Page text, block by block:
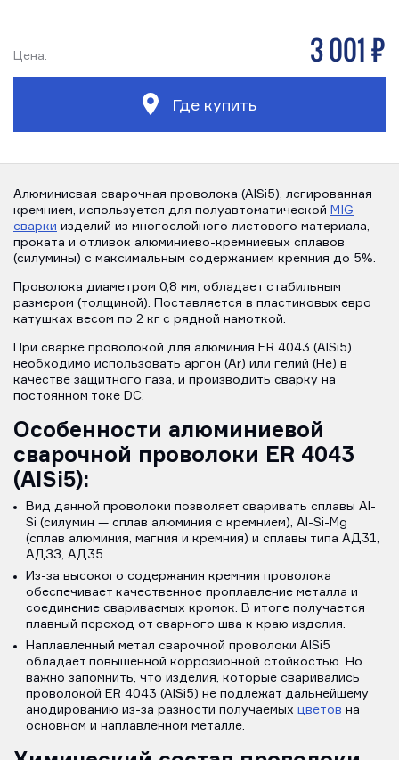
Цена: 3 001 р
Где купить
Алюминиевая сварочная проволока (AlSi5), легированная
кремнием, используется для полуавтоматической MIG
сварки изделий из многослойного листового материала,
проката и отливок алюминиево-кремниевых сплавов
(силумины) с максимальным содержанием кремния до 5%.
Проволока диаметром 0,8 мм, обладает стабильным
размером (толщиной). Поставляется в пластиковых евро
катушках весом по 2 кг с рядной намоткой.
При сварке проволокой для алюминия ER 4043 (AlSi5)
необходимо использовать аргон (Ar) или гелий (He) в
качестве защитного газа, и производить сварку на
постоянном токе DC.
Особенности алюминиевой
сварочной проволоки ER 4043
(AlSi5):
Вид данной проволоки позволяет сваривать сплавы Аl-
Si (силумин — сплав алюминия с кремнием), Аl-Si-Mg
(сплав алюминия, магния и кремния) и сплавы типа АД31,
АДЗЗ, АД35.
Из-за высокого содержания кремния проволока
обеспечивает качественное проплавление металла и
соединение свариваемых кромок. В итоге получается
плавный переход от сварного шва к краю изделия.
Наплавленный метал сварочной проволоки AlSi5
обладает повышенной коррозионной стойкостью. Но
важно запомнить, что изделия, которые сваривались
проволокой ER 4043 (AlSi5) не подлежат дальнейшему
анодированию из-за разности получаемых цветов на
основном и наплавленном металле.